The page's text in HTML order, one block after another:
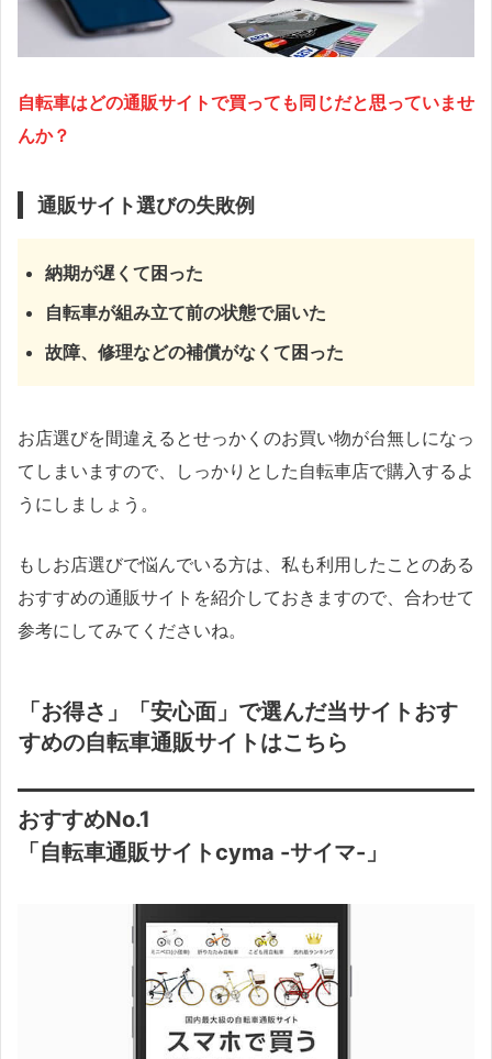
自転車はどの通販サイトで買っても同じだと思っていませ
んか？
通販サイト選びの失敗例
納期が遅くて困った
自転車が組み立て前の状態で届いた
故障、修理などの補償がなくて困った
お店選びを間違えるとせっかくのお買い物が台無しになっ
てしまいますので、しっかりとした自転車店で購入するよ
うにしましょう。
もしお店選びで悩んでいる方は、私も利用したことのある
おすすめの通販サイトを紹介しておきますので、合わせて
参考にしてみてくださいね。
「お得さ」「安心面」で選んだ当サイトおす
すめの自転車通販サイトはこちら
おすすめNo.1
「自転車通販サイトcyma -サイマ-」